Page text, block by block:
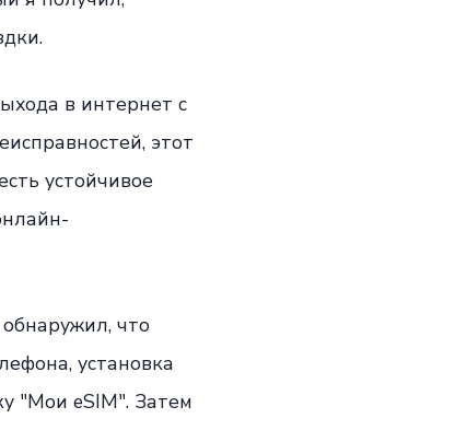
в интернет с
этот
устойчивое
что
установка
"Мои eSIM". Затем